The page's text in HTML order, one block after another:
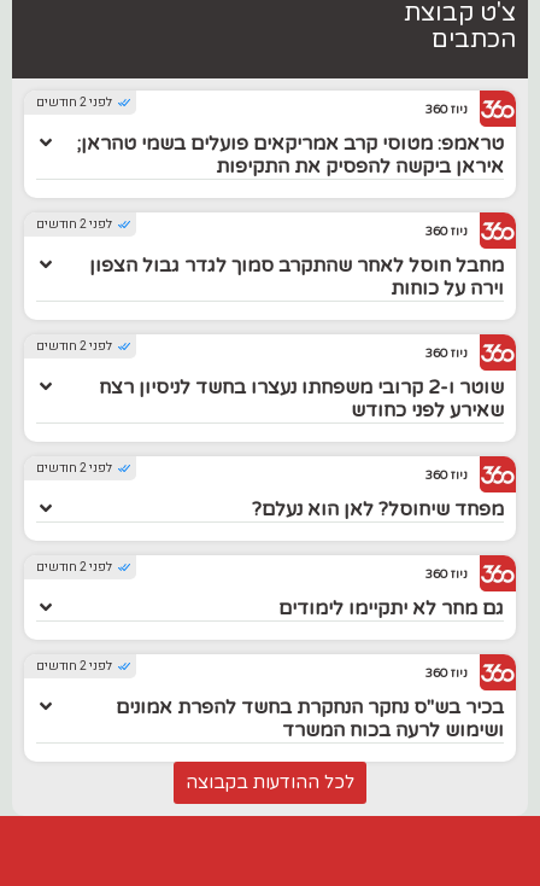
צ'ט קבוצת
הכתבים
לפני 2 חודשים ניוז 360
טראמפ: מטוסי קרב אמריקאים פועלים בשמי טהראן;
איראן ביקשה להפסיק את התקיפות
לפני 2 חודשים ניוז 360
מחבל חוסל לאחר שהתקרב סמוך לגדר גבול הצפון
וירה על כוחות
לפני 2 חודשים ניוז 360
שוטר ו-2 קרובי משפחתו נעצרו בחשד לניסיון רצח
שאירע לפני כחודש
לפני 2 חודשים ניוז 360
מפחד שיחוסל? לאן הוא נעלם?
לפני 2 חודשים ניוז 360
גם מחר לא יתקיימו לימודים
לפני 2 חודשים ניוז 360
בכיר בש"ס נחקר הנחקרת בחשד להפרת אמונים
ושימוש לרעה בכוח המשרד
לכל ההודעות בקבוצה